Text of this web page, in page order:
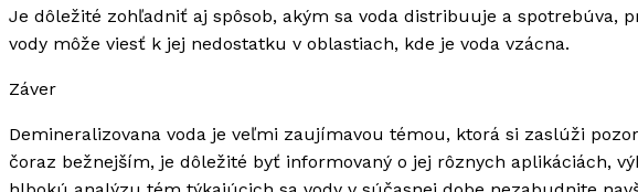
Je dôležité zohľadniť aj spôsob, akým sa voda distribuuje a spotrebúva,
vody môže viesť k jej nedostatku v oblastiach, kde je voda vzácna.
Záver
Demineralizovana voda je veľmi zaujímavou témou, ktorá si zaslúži
čoraz bežnejším, je dôležité byť informovaný o jej rôznych aplikáciách,